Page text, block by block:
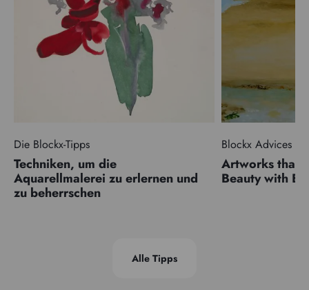
Die Blockx-Tipps
Techniken, um die
Aquarellmalerei zu erlernen und
zu beherrschen
Blockx Advices
Artworks that
Beauty with
Alle Tipps